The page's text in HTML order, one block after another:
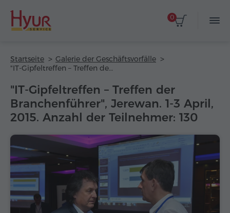
0
Startseite
Galerie der Geschäftsvorfälle
"IT-Gipfeltreffen – Treffen der Branchenführer", Jerewan. 1-3 April, 2015. Anzahl der Teilnehmer: 130
"IT-Gipfeltreffen – Treffen der
Branchenführer", Jerewan. 1-3 April,
2015. Anzahl der Teilnehmer: 130